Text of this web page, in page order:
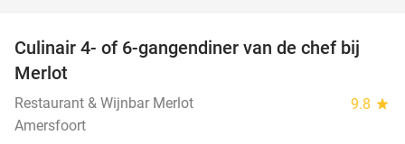
33%
Culinair 4- of 6-gangendiner van de chef bij
Merlot
Restaurant & Wijnbar Merlot 9.8 star
Amersfoort